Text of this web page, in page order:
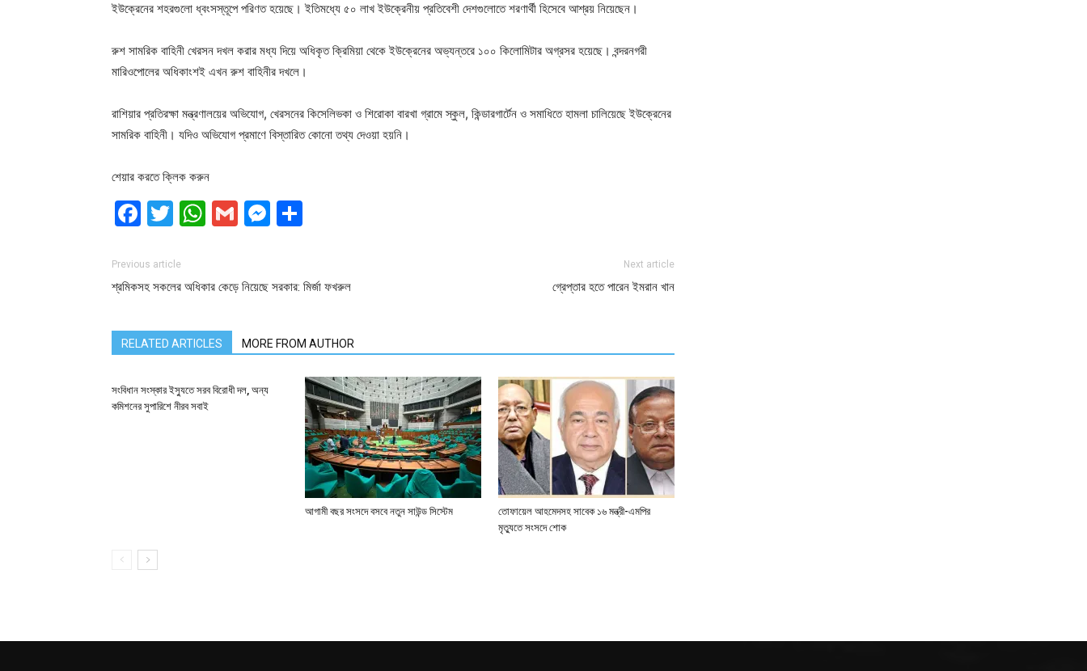
ইউক্রেনের শহরগুলো ধ্বংসস্তূপে পরিণত হয়েছে। ইতিমধ্যে ৫০ লাখ ইউক্রেনীয় প্রতিবেশী দেশগুলোতে শরণার্থী হিসেবে আশ্রয় নিয়েছেন।
রুশ সামরিক বাহিনী খেরসন দখল করার মধ্য দিয়ে অধিকৃত ক্রিমিয়া থেকে ইউক্রেনের অভ্যন্তরে ১০০ কিলোমিটার অগ্রসর হয়েছে। বন্দরনগরী
মারিওপোলের অধিকাংশই এখন রুশ বাহিনীর দখলে।
রাশিয়ার প্রতিরক্ষা মন্ত্রণালয়ের অভিযোগ, খেরসনের কিসেলিভকা ও শিরোকা বারখা গ্রামে স্কুল, কিন্ডারগার্টেন ও সমাধিতে হামলা চালিয়েছে ইউক্রেনের
সামরিক বাহিনী। যদিও অভিযোগ প্রমাণে বিস্তারিত কোনো তথ্য দেওয়া হয়নি।
শেয়ার করতে ক্লিক করুন
Facebook
Twitter
WhatsApp
GmailMessenger
Previous article
শ্রমিকসহ সকলের অধিকার কেড়ে নিয়েছে সরকার: মির্জা ফখরুল
Next article
গ্রেপ্তার হতে পারেন ইমরান খান
RELATED ARTICLES MORE FROM AUTHOR
সংবিধান সংস্কার ইস্যুতে সরব বিরোধী দল, অন্য
কমিশনের সুপারিশে নীরব সবাই
আগামী বছর সংসদে বসবে নতুন সাউন্ড সিস্টেম
তোফায়েল আহমেদসহ সাবেক ১৬ মন্ত্রী-এমপির
মৃত্যুতে সংসদে শোক